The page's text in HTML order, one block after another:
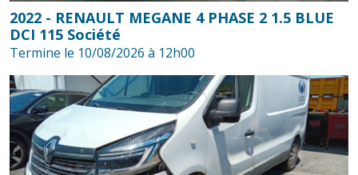
2022 - RENAULT MEGANE 4 PHASE 2 1.5 BLUE
DCI 115 Société
Termine le 10/08/2026 à 12h00